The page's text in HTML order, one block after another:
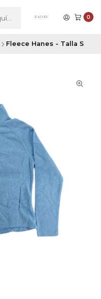
0
Fleece Hanes - Talla S